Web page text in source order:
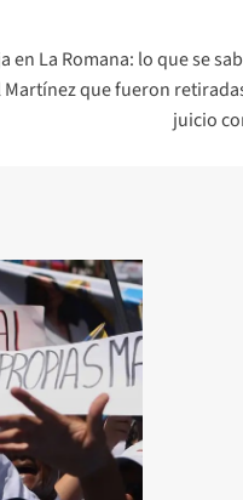
en La Romana: lo que se
que fueron
juicio